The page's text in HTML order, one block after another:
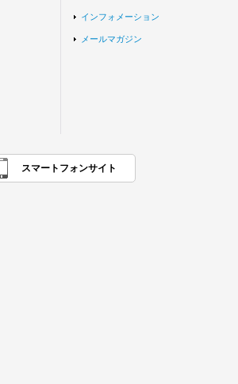
インフォメーション
メールマガジン
スマートフォンサイト